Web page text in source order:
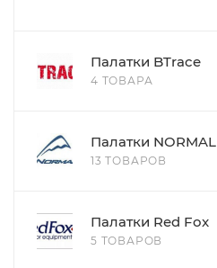
Палатки BTrace
4 ТОВАРА
Палатки NORMAL
13 ТОВАРОВ
Палатки Red Fox
5 ТОВАРОВ